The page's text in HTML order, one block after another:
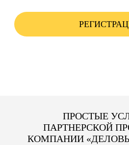
ПРОСТЫЕ
ПАРТНЕРСКОЙ
КОМПАНИИ